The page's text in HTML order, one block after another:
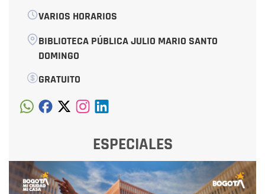
VARIOS HORARIOS
BIBLIOTECA PÚBLICA JULIO MARIO SANTO
DOMINGO
GRATUITO
ESPECIALES